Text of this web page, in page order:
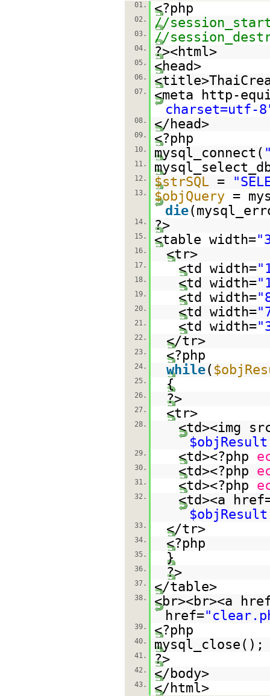
01. <?php
02. //
03. //
04. ?><html>
05. <head>
06.
07.
<meta http-
charset=utf-
08. </head>
09. <?php
10. mysql_connect(
11.
12. $strSQL =
13. $objQuery =
die
14. ?>
15. <table width=
16. <tr>
17. <td width=
18. <td width=
19. <td width=
20. <td width=
21. <td width=
22. </tr>
23. <?php
24. while(
25. {
26. ?>
27. <tr>
28.
<td><img
29. <td><?php
30. <td><?php
31. <td><?php
32.
<td><a
33. </tr>
34. <?php
35. }
36. ?>
37. </table>
38.
<br><br><a
href=
39. <?php
40. mysql_close();
41. ?>
42. </body>
43. </html>